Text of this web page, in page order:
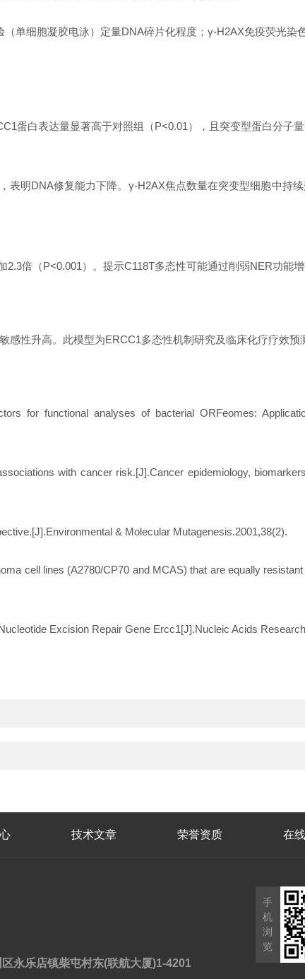
单细胞凝胶电泳）定量DNA碎片化程度；γ-H2AX免疫荧光染
蛋白表达量显著高于对照组（P<0.01），且突变型蛋白分子量
表明DNA修复能力下降。γ-H2AX焦点数量在突变型细胞中持
倍（P<0.001）。提示C118T多态性可能通过削弱NER功能增
性升高。此模型为ERCC1多态性机制研究及临床化疗疗效预
for functional analyses of bacterial ORFeomes:
with cancer risk.[J].Cancer epidemiology,
& Molecular Mutagenesis.2001,38(2).
cell lines (A2780/CP70 and MCAS) that are equally
Excision Repair Gene Ercc1[J].Nucleic Acids
技术文章 荣誉资质 在
永乐店镇柴屯村东(联航大厦)1-4201
手
机
浏
览